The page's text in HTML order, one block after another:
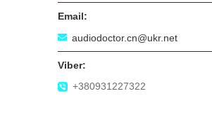
audiodoctor.cn@ukr.net
+380931227322